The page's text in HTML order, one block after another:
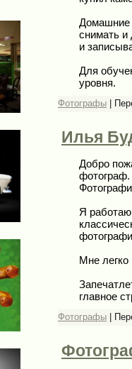
Домашние
снимать и
и
Для
уровня.
Фотографы |
Илья
Добро
фотограф.
Я
Мне легко
главное
Фотографы |